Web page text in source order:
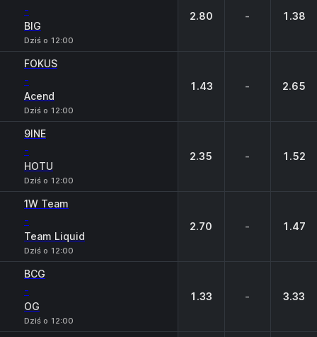
-
BIG
Dziś o 12:00
2.80 - 1.38
FOKUS
-
Acend
Dziś o 12:00
1.43 - 2.65
9INE
-
HOTU
Dziś o 12:00
2.35 - 1.52
1W Team
-
Team Liquid
Dziś o 12:00
2.70 - 1.47
BCG
-
OG
Dziś o 12:00
1.33 - 3.33